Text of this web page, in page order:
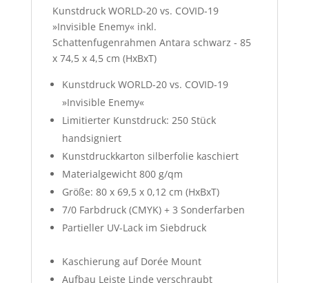
Kunstdruck WORLD-20 vs. COVID-19
»Invisible Enemy« inkl.
Schattenfugenrahmen Antara schwarz - 85
x 74,5 x 4,5 cm (HxBxT)
Kunstdruck WORLD-20 vs. COVID-19
»Invisible Enemy«
Limitierter Kunstdruck: 250 Stück
handsigniert
Kunstdruckkarton silberfolie kaschiert
Materialgewicht 800 g/qm
Größe: 80 x 69,5 x 0,12 cm (HxBxT)
7/0 Farbdruck (CMYK) + 3 Sonderfarben
Partieller UV-Lack im Siebdruck
Kaschierung auf Dorée Mount
Aufbau Leiste Linde verschraubt